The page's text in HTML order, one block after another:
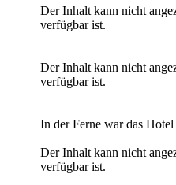
Der Inhalt kann nicht
verfügbar ist.
Der Inhalt kann nicht
verfügbar ist.
In der Ferne war das Hotel
Der Inhalt kann nicht
verfügbar ist.